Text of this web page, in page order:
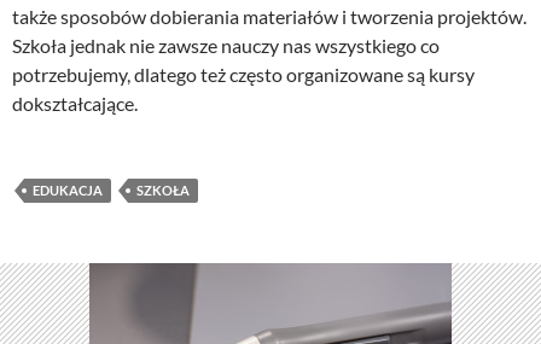
także sposobów dobierania materiałów i tworzenia projektów.
Szkoła jednak nie zawsze nauczy nas wszystkiego co
potrzebujemy, dlatego też często organizowane są kursy
dokształcające.
EDUKACJA SZKOŁA